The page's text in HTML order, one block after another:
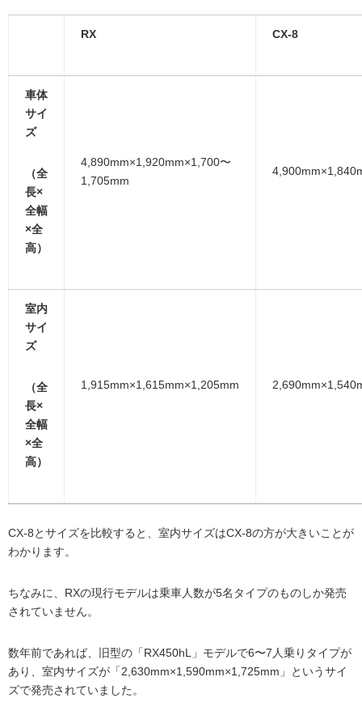
RX CX-8
車体
サイ
ズ
（全
長×
全幅
×全
高）
4,890mm×1,920mm×1,700〜
1,705mm
室内
サイ
ズ
（全
長×
全幅
×全
高）
1,915mm×1,615mm×1,205mm
CX-8とサイズを比較すると、室内サイズはCX-8の方が大きいことが
わかります。
ちなみに、RXの現行モデルは乗車人数が5名タイプのものしか発売
されていません。
数年前であれば、旧型の「RX450hL」モデルで6〜7人乗りタイプが
あり、室内サイズが「2,630mm×1,590mm×1,725mm」というサイ
ズで発売されていました。